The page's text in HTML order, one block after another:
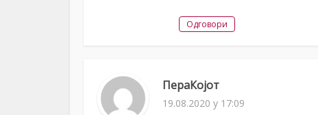
Одговори
ПераКојот
19.08.2020 у 17:09